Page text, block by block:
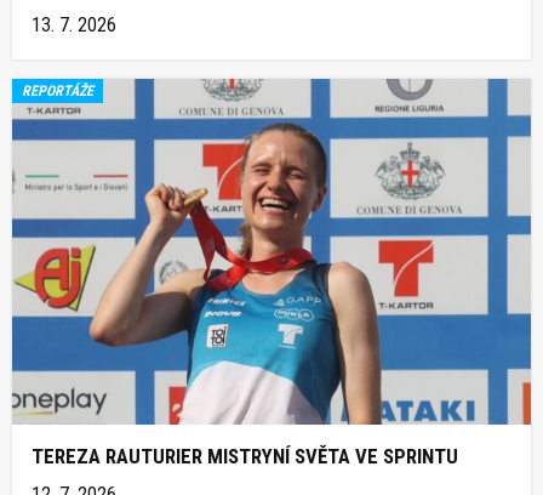
13. 7. 2026
REPORTÁŽE
TEREZA RAUTURIER MISTRYNÍ SVĚTA VE SPRINTU